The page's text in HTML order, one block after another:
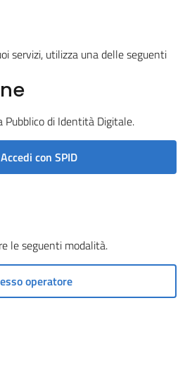
servizi, utilizza una delle seguenti
Pubblico di Identità Digitale.
Accedi con SPID
le seguenti modalità.
operatore